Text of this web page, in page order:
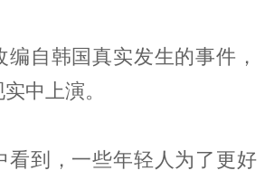
编自韩国真实发生的事件，
中上演。
看到，一些年轻人为了更好